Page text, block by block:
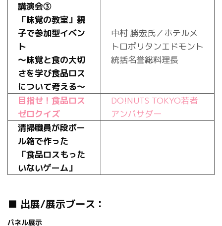
講演会③
「味覚の教室」親
子で参加型イベン
ト
～味覚と食の大切
さを学び食品ロス
について考える～
中村 勝宏氏／ホテルメ
トロポリタンエドモント
統括名誉総料理長
目指せ！食品ロス
ゼロクイズ
DO!NUTS TOKYO若者
アンバサダー
清掃職員が段ボー
ル箱で作った
「食品ロスもった
いないゲーム」
■ 出展/展示ブース：
パネル展示